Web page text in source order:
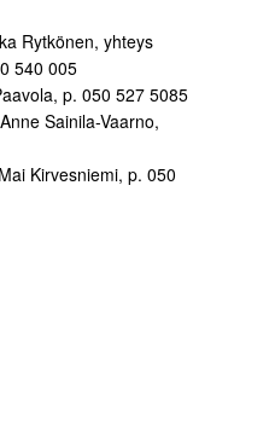
Rytkönen, yhteys
540 005
p. 050 527 5085
Sainila-Vaarno,
Kirvesniemi, p. 050